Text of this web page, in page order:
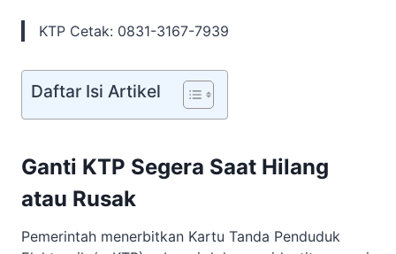
KTP Cetak: 0831-3167-7939
Daftar Isi Artikel
Ganti KTP Segera Saat Hilang
atau Rusak
Pemerintah menerbitkan Kartu Tanda Penduduk